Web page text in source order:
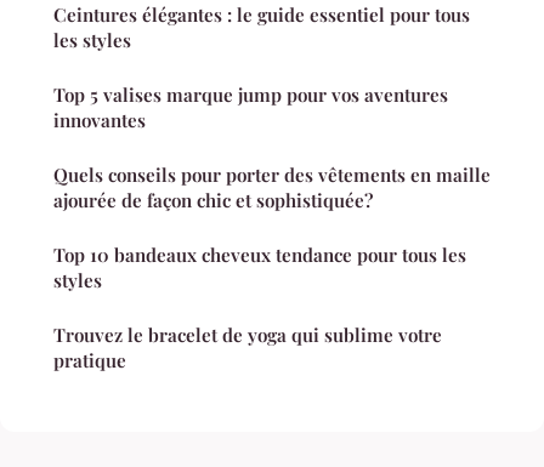
Ceintures élégantes : le guide essentiel pour tous
les styles
Top 5 valises marque jump pour vos aventures
innovantes
Quels conseils pour porter des vêtements en maille
ajourée de façon chic et sophistiquée?
Top 10 bandeaux cheveux tendance pour tous les
styles
Trouvez le bracelet de yoga qui sublime votre
pratique